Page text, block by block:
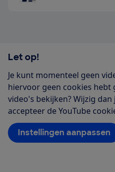
Let op!
Je kunt momenteel geen
hiervoor geen cookies hebt
video's bekijken? Wijzig
accepteer de YouTube
Instellingen aanpassen